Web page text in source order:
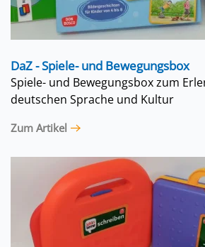
DaZ - Spiele- und Bewegungsbox
Spiele- und Bewegungsbox zum
deutschen Sprache und Kultur
Zum Artikel